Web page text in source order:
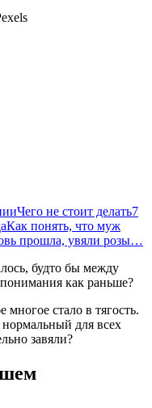
Чего не стоит делать7
Как понять, что муж
прошла, увяли розы…
будто бы между
как раньше?
стало в тягость.
для всех
завяли?